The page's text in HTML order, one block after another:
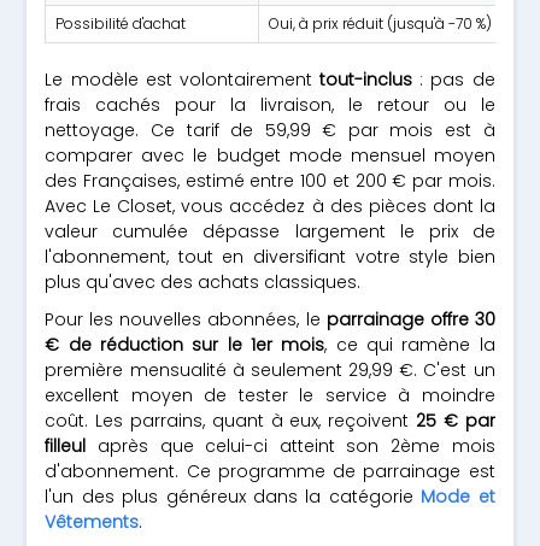
Possibilité d'achat
Oui, à prix réduit (jusqu'à -70 %)
Le modèle est volontairementtout-inclus : pas de
frais cachés pour la livraison, le retour ou le
nettoyage. Ce tarif de 59,99 € par mois est à
comparer avec le budget mode mensuel moyen
des Françaises, estimé entre 100 et 200 € par mois.
Avec Le Closet, vous accédez à des pièces dont la
valeur cumulée dépasse largement le prix de
l'abonnement, tout en diversifiant votre style bien
plus qu'avec des achats classiques.
Pour les nouvelles abonnées, le parrainage offre 30
€ de réduction sur le 1er mois, ce qui ramène la
première mensualité à seulement 29,99 €. C'est un
excellent moyen de tester le service à moindre
coût. Les parrains, quant à eux, reçoivent 25 € par
filleul après que celui-ci atteint son 2ème mois
d'abonnement. Ce programme de parrainage est
l'un des plus généreux dans la catégorie Mode et
Vêtements.